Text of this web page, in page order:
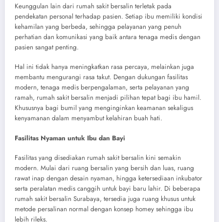
Keunggulan lain dari rumah sakit bersalin terletak pada
pendekatan personal terhadap pasien. Setiap ibu memiliki kondisi
kehamilan yang berbeda, sehingga pelayanan yang penuh
perhatian dan komunikasi yang baik antara tenaga medis dengan
pasien sangat penting.
Hal ini tidak hanya meningkatkan rasa percaya, melainkan juga
membantu mengurangi rasa takut. Dengan dukungan fasilitas
modern, tenaga medis berpengalaman, serta pelayanan yang
ramah, rumah sakit bersalin menjadi pilihan tepat bagi ibu hamil.
Khususnya bagi bumil yang menginginkan keamanan sekaligus
kenyamanan dalam menyambut kelahiran buah hati.
Fasilitas Nyaman untuk Ibu dan Bayi
Fasilitas yang disediakan rumah sakit bersalin kini semakin
modern. Mulai dari ruang bersalin yang bersih dan luas, ruang
rawat inap dengan desain nyaman, hingga ketersediaan inkubator
serta peralatan medis canggih untuk bayi baru lahir. Di beberapa
rumah sakit bersalin Surabaya, tersedia juga ruang khusus untuk
metode persalinan normal dengan konsep homey sehingga ibu
lebih rileks.